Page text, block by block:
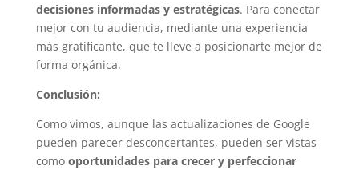
decisiones informadas y estratégicas. Para conectar
mejor con tu audiencia, mediante una experiencia
más gratificante, que te lleve a posicionarte mejor de
forma orgánica.
Conclusión:
Como vimos, aunque las actualizaciones de Google
pueden parecer desconcertantes, pueden ser vistas
comooportunidades para crecer y perfeccionar